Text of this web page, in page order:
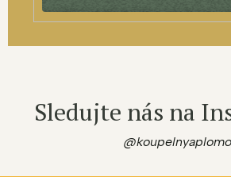
Sledujte nás na
@koupelnyaplomo